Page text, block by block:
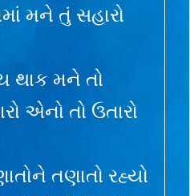
મને તું સહારો
થાક મને તો
એનો તો ઉતારો
તણાતો રહ્યો